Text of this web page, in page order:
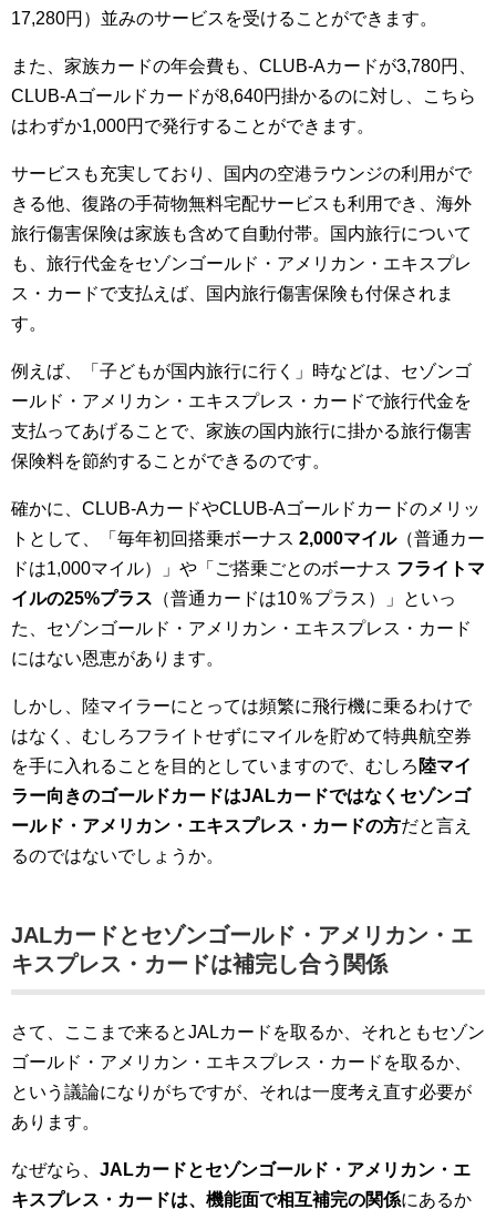
17,280円）並みのサービスを受けることができます。
また、家族カードの年会費も、CLUB-Aカードが3,780円、
CLUB-Aゴールドカードが8,640円掛かるのに対し、こちら
はわずか1,000円で発行することができます。
サービスも充実しており、国内の空港ラウンジの利用がで
きる他、復路の手荷物無料宅配サービスも利用でき、海外
旅行傷害保険は家族も含めて自動付帯。国内旅行について
も、旅行代金をセゾンゴールド・アメリカン・エキスプレ
ス・カードで支払えば、国内旅行傷害保険も付保されま
す。
例えば、「子どもが国内旅行に行く」時などは、セゾンゴ
ールド・アメリカン・エキスプレス・カードで旅行代金を
支払ってあげることで、家族の国内旅行に掛かる旅行傷害
保険料を節約することができるのです。
確かに、CLUB-AカードやCLUB-Aゴールドカードのメリッ
トとして、「毎年初回搭乗ボーナス 2,000マイル（普通カー
ドは1,000マイル）」や「ご搭乗ごとのボーナス フライトマ
イルの25%プラス （普通カードは10％プラス）」といっ
た、セゾンゴールド・アメリカン・エキスプレス・カード
にはない恩恵があります。
しかし、陸マイラーにとっては頻繁に飛行機に乗るわけで
はなく、むしろフライトせずにマイルを貯めて特典航空券
を手に入れることを目的としていますので、むしろ 陸マイ
ラー向きのゴールドカードはJALカードではなくセゾンゴ
ールド・アメリカン・エキスプレス・カードの方だと言え
るのではないでしょうか。
JALカードとセゾンゴールド・アメリカン・エ
キスプレス・カードは補完し合う関係
さて、ここまで来るとJALカードを取るか、それともセゾン
ゴールド・アメリカン・エキスプレス・カードを取るか、
という議論になりがちですが、それは一度考え直す必要が
あります。
なぜなら、 JALカードとセゾンゴールド・アメリカン・エ
キスプレス・カードは、機能面で相互補完の関係にあるか